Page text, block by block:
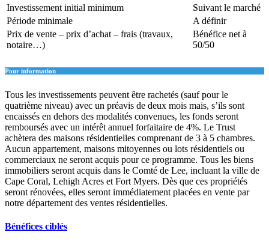
Investissement initial minimum
Suivant le marché
Période minimale
A définir
Prix de vente – prix d’achat – frais (travaux,
notaire…)
Bénéfice net à
50/50
Pour information
Tous les investissements peuvent être rachetés (sauf pour le
quatrième niveau) avec un préavis de deux mois mais, s’ils sont
encaissés en dehors des modalités convenues, les fonds seront
remboursés avec un intérêt annuel forfaitaire de 4%. Le Trust
achètera des maisons résidentielles comprenant de 3 à 5 chambres.
Aucun appartement, maisons mitoyennes ou lots résidentiels ou
commerciaux ne seront acquis pour ce programme. Tous les biens
immobiliers seront acquis dans le Comté de Lee, incluant la ville de
Cape Coral, Lehigh Acres et Fort Myers. Dès que ces propriétés
seront rénovées, elles seront immédiatement placées en vente par
notre département des ventes résidentielles.
Bénéfices ciblés